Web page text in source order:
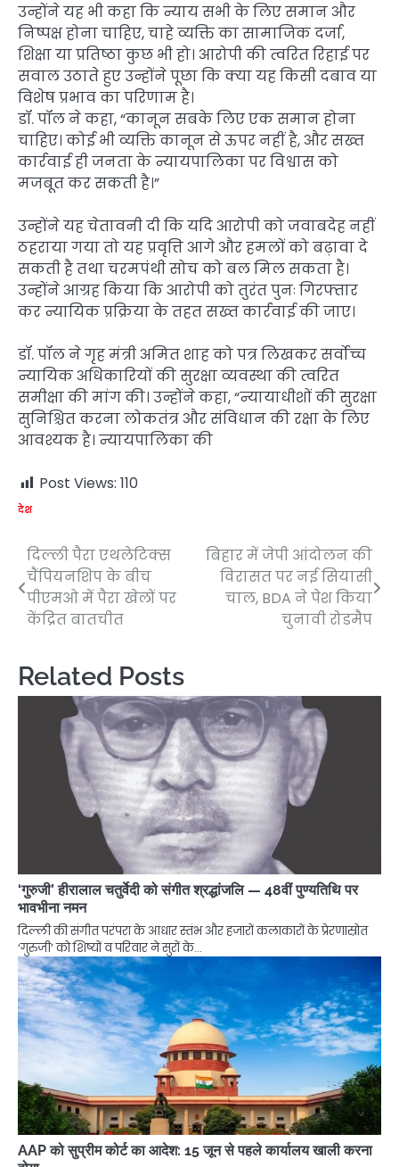
उन्होंने यह भी कहा कि न्याय सभी के लिए समान और
निष्पक्ष होना चाहिए, चाहे व्यक्ति का सामाजिक दर्जा,
शिक्षा या प्रतिष्ठा कुछ भी हो। आरोपी की त्वरित रिहाई पर
सवाल उठाते हुए उन्होंने पूछा कि क्या यह किसी दबाव या
विशेष प्रभाव का परिणाम है।
डॉ. पॉल ने कहा, “कानून सबके लिए एक समान होना
चाहिए। कोई भी व्यक्ति कानून से ऊपर नहीं है, और सख्त
कार्रवाई ही जनता के न्यायपालिका पर विश्वास को
मजबूत कर सकती है।”
उन्होंने यह चेतावनी दी कि यदि आरोपी को जवाबदेह नहीं
ठहराया गया तो यह प्रवृत्ति आगे और हमलों को बढ़ावा दे
सकती है तथा चरमपंथी सोच को बल मिल सकता है।
उन्होंने आग्रह किया कि आरोपी को तुरंत पुनः गिरफ्तार
कर न्यायिक प्रक्रिया के तहत सख्त कार्रवाई की जाए।
डॉ. पॉल ने गृह मंत्री अमित शाह को पत्र लिखकर सर्वोच्च
न्यायिक अधिकारियों की सुरक्षा व्यवस्था की त्वरित
समीक्षा की मांग की। उन्होंने कहा, “न्यायाधीशों की सुरक्षा
सुनिश्चित करना लोकतंत्र और संविधान की रक्षा के लिए
आवश्यक है। न्यायपालिका की
Post Views: 110
देश
Post
navigation
दिल्ली पैरा एथलेटिक्स
चैंपियनशिप के बीच
पीएमओ में पैरा खेलों पर
केंद्रित बातचीत
बिहार में जेपी आंदोलन की
विरासत पर नई सियासी
चाल, BDA ने पेश किया
चुनावी रोडमैप
Related Posts
‘गुरुजी’ हीरालाल चतुर्वेदी को संगीत श्रद्धांजलि — 48वीं पुण्यतिथि पर
भावभीना नमन
दिल्ली की संगीत परंपरा के आधार स्तंभ और हजारों कलाकारों के प्रेरणास्रोत
‘गुरुजी’ को शिष्यों व परिवार ने सुरों के…
AAP को सुप्रीम कोर्ट का आदेश: 15 जून से पहले कार्यालय खाली करना